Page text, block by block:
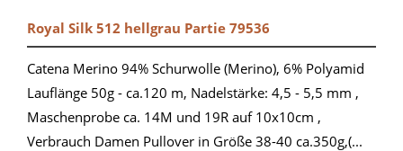
Royal Silk 512 hellgrau Partie 79536
Catena Merino 94% Schurwolle (Merino), 6% Polyamid
Lauflänge 50g - ca.120 m, Nadelstärke: 4,5 - 5,5 mm ,
Maschenprobe ca. 14M und 19R auf 10x10cm ,
Verbrauch Damen Pullover in Größe 38-40 ca.350g,(...